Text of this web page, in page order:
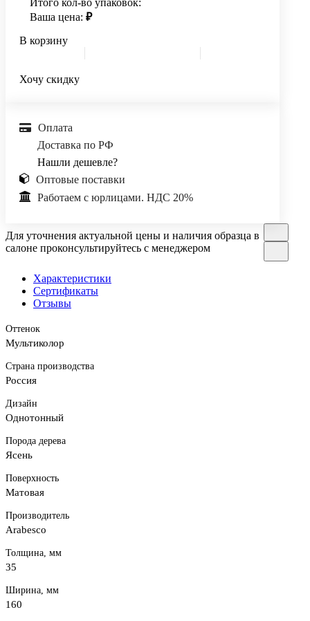
Ваша цена: ₽
В корзину
Хочу скидку
Оплата
Доставка по РФ
Нашли дешевле?
Оптовые поставки
Работаем с юрлицами. НДС 20%
Для уточнения актуальной цены и наличия образца в
салоне проконсультируйтесь с менеджером
Характеристики
Сертификаты
Отзывы
Оттенок
Мультиколор
Страна производства
Россия
Дизайн
Однотонный
Порода дерева
Ясень
Поверхность
Матовая
Производитель
Arabesco
Толщина, мм
35
Ширина, мм
160